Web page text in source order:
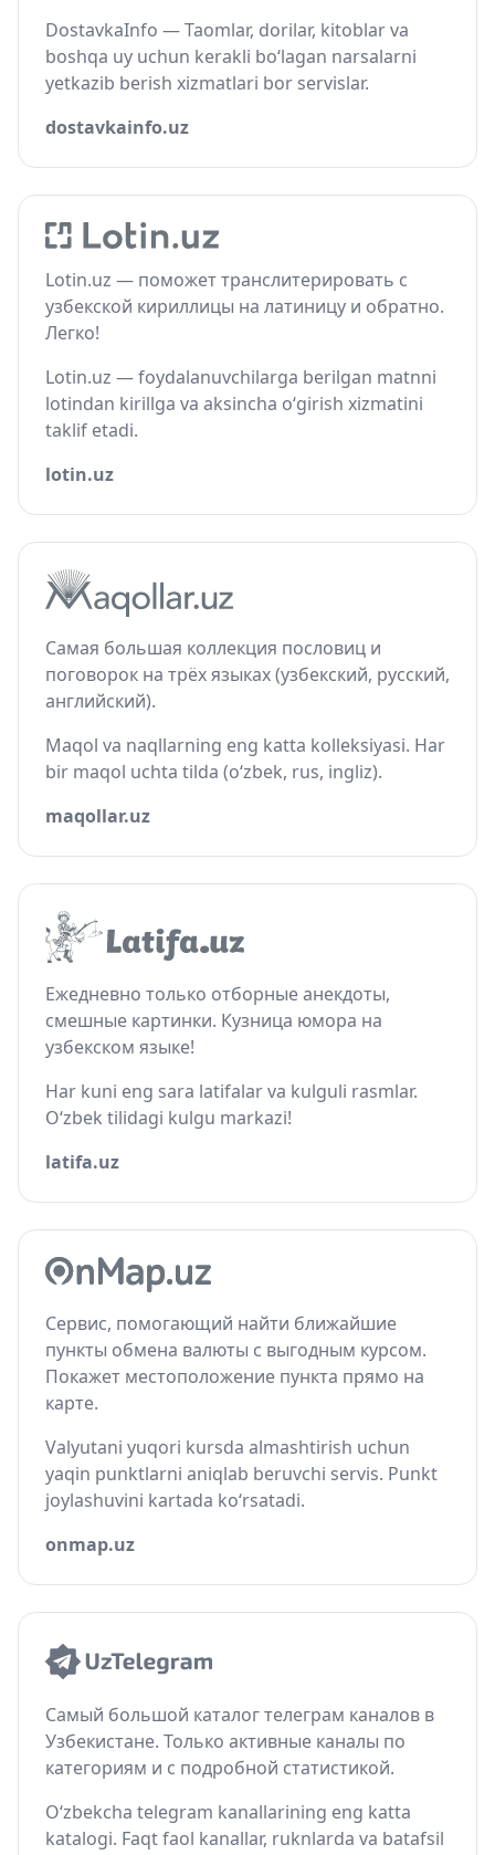
DostavkaInfo — Taomlar, dorilar, kitoblar va
boshqa uy uchun kerakli bo‘lagan narsalarni
yetkazib berish xizmatlari bor servislar.
dostavkainfo.uz
Lotin.uz — поможет транслитерировать с
узбекской кириллицы на латиницу и обратно.
Легко!
Lotin.uz — foydalanuvchilarga berilgan matnni
lotindan kirillga va aksincha o‘girish xizmatini
taklif etadi.
lotin.uz
Самая большая коллекция пословиц и
поговорок на трёх языках (узбекский, русский,
английский).
Maqol va naqllarning eng katta kolleksiyasi. Har
bir maqol uchta tilda (o‘zbek, rus, ingliz).
maqollar.uz
Ежедневно только отборные анекдоты,
смешные картинки. Кузница юмора на
узбекском языке!
Har kuni eng sara latifalar va kulguli rasmlar.
O‘zbek tilidagi kulgu markazi!
latifa.uz
Сервис, помогающий найти ближайшие
пункты обмена валюты с выгодным курсом.
Покажет местоположение пункта прямо на
карте.
Valyutani yuqori kursda almashtirish uchun
yaqin punktlarni aniqlab beruvchi servis. Punkt
joylashuvini kartada ko‘rsatadi.
onmap.uz
Самый большой каталог телеграм каналов в
Узбекистане. Только активные каналы по
категориям и с подробной статистикой.
O‘zbekcha telegram kanallarining eng katta
katalogi. Faqt faol kanallar, ruknlarda va batafsil